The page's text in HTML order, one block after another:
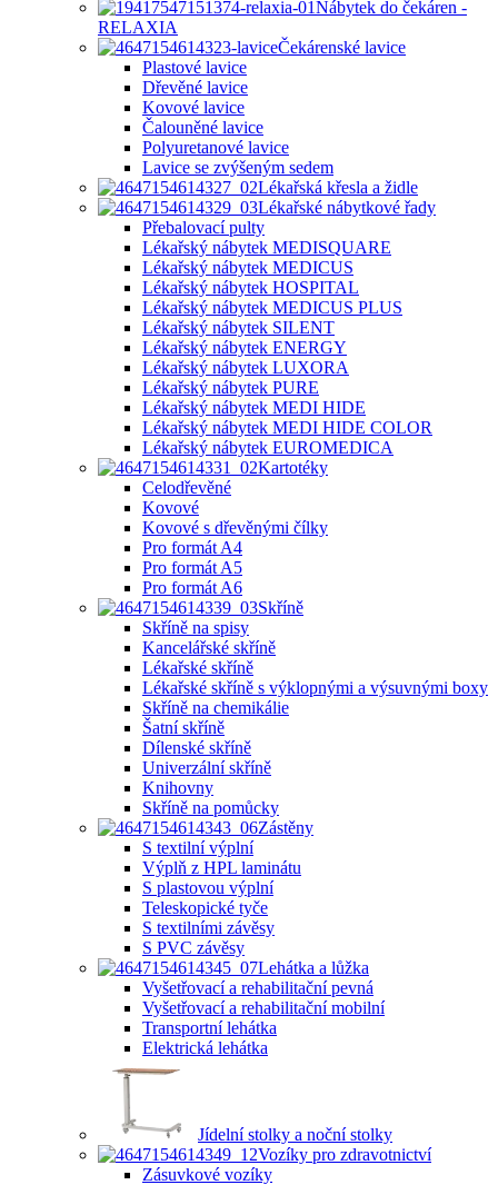
Nábytek do čekáren -
RELAXIA
Čekárenské lavice
Plastové lavice
Dřevěné lavice
Kovové lavice
Čalouněné lavice
Polyuretanové lavice
Lavice se zvýšeným sedem
Lékařská křesla a židle
Lékařské nábytkové řady
Přebalovací pulty
Lékařský nábytek MEDISQUARE
Lékařský nábytek MEDICUS
Lékařský nábytek HOSPITAL
Lékařský nábytek MEDICUS PLUS
Lékařský nábytek SILENT
Lékařský nábytek ENERGY
Lékařský nábytek LUXORA
Lékařský nábytek PURE
Lékařský nábytek MEDI HIDE
Lékařský nábytek MEDI HIDE COLOR
Lékařský nábytek EUROMEDICA
Kartotéky
Celodřevěné
Kovové
Kovové s dřevěnými čílky
Pro formát A4
Pro formát A5
Pro formát A6
Skříně
Skříně na spisy
Kancelářské skříně
Lékařské skříně
Lékařské skříně s výklopnými a výsuvnými boxy
Skříně na chemikálie
Šatní skříně
Dílenské skříně
Univerzální skříně
Knihovny
Skříně na pomůcky
Zástěny
S textilní výplní
Výplň z HPL laminátu
S plastovou výplní
Teleskopické tyče
S textilními závěsy
S PVC závěsy
Lehátka a lůžka
Vyšetřovací a rehabilitační pevná
Vyšetřovací a rehabilitační mobilní
Transportní lehátka
Elektrická lehátka
Jídelní stolky a noční stolky
Vozíky pro zdravotnictví
Zásuvkové vozíky